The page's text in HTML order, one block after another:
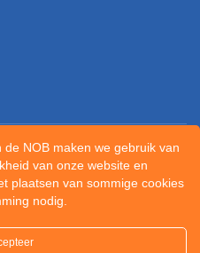
Sportunity
NOB maken we gebruik van
van onze website en
plaatsen van sommige cookies
nodig.